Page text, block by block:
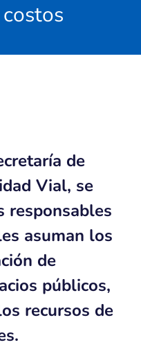
de
Vial, se
responsables
asuman los
de
públicos,
recursos de